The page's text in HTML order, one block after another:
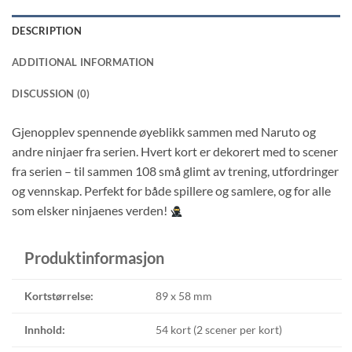
DESCRIPTION
ADDITIONAL INFORMATION
DISCUSSION (0)
Gjenopplev spennende øyeblikk sammen med Naruto og
andre ninjaer fra serien. Hvert kort er dekorert med to scener
fra serien – til sammen 108 små glimt av trening, utfordringer
og vennskap. Perfekt for både spillere og samlere, og for alle
som elsker ninjaenes verden!
Produktinformasjon
Kortstørrelse: 89 x 58 mm
Innhold: 54 kort (2 scener per kort)